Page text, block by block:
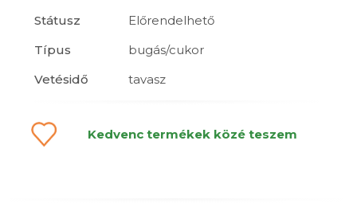
Státusz
Előrendelhető
Típus
bugás/cukor
Vetésidő
tavasz
Kedvenc termékek közé teszem